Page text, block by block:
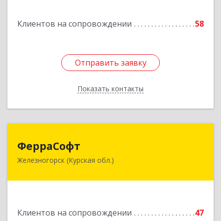
Клиентов на сопровождении 58
Отправить заявку
Показать контакты
Отправить заявку
Назад
ФерраСофт
Железногорск (Курская обл.)
Клиентов на сопровождении 47
307179, Курская обл, Железногорск г, Ленина ул,